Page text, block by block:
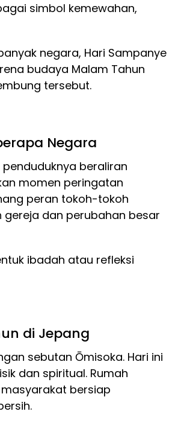
simbol kemewahan,
negara, Hari Sampanye
budaya Malam Tahun
tersebut.
Negara
beraliran
momen peringatan
peran tokoh-tokoh
gereja dan perubahan besar
ibadah atau refleksi
di Jepang
sebutan Ōmisoka. Hari ini
dan spiritual. Rumah
bersiap